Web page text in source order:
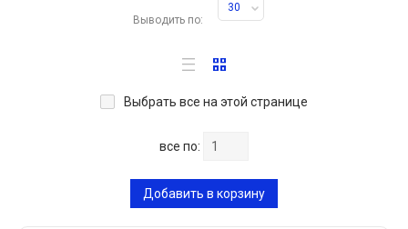
Выводить по:
30
Выбрать все на этой странице
все по:
Добавить в корзину